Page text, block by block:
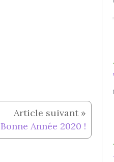
Bonne Année 2020 !